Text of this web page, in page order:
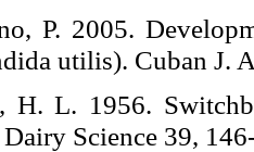
P. 2005.
utilis). Cuban J.
H. L. 1956.
Science 39,